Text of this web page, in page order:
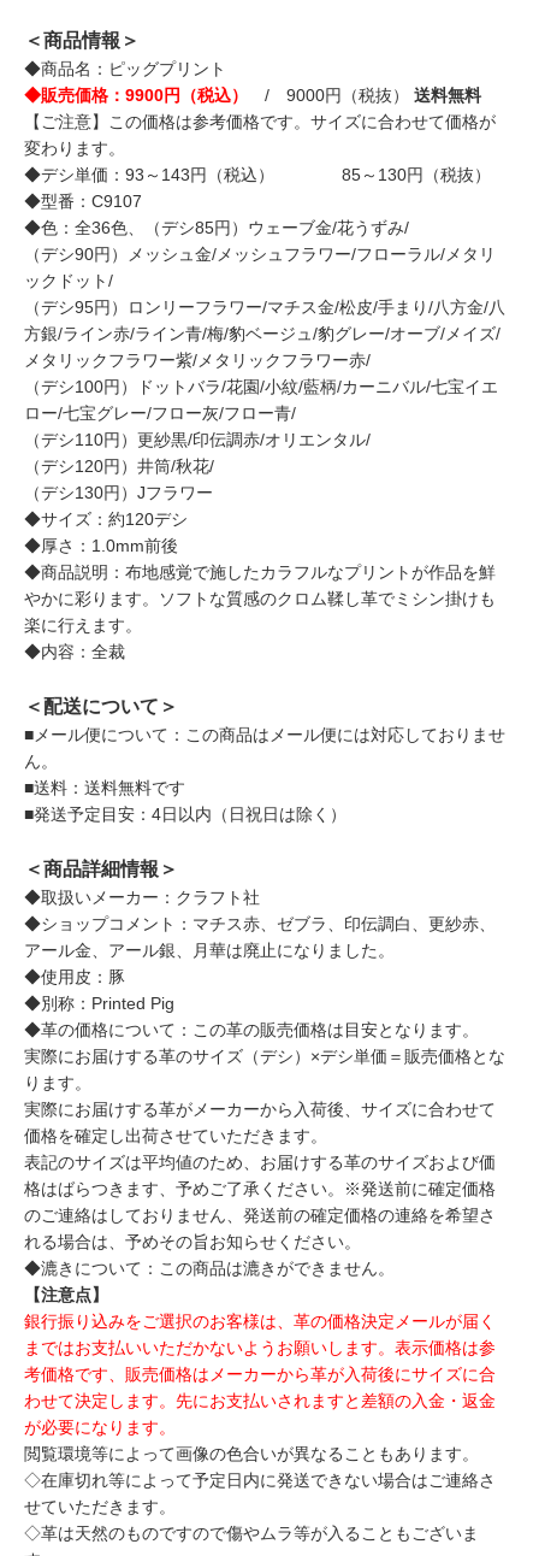
＜商品情報＞
◆商品名：ピッグプリント
◆販売価格：9900円（税込）
/ 9000円（税抜） 送料無料
【ご注意】この価格は参考価格です。サイズに合わせて価格が
変わります。
◆デシ単価：93～143円（税込） 85～130円（税抜）
◆型番：C9107
◆色：全36色、（デシ85円）ウェーブ金/花うずみ/
（デシ90円）メッシュ金/メッシュフラワー/フローラル/メタリ
ックドット/
（デシ95円）ロンリーフラワー/マチス金/松皮/手まり/八方金/八
方銀/ライン赤/ライン青/梅/豹ベージュ/豹グレー/オーブ/メイズ/
メタリックフラワー紫/メタリックフラワー赤/
（デシ100円）ドットバラ/花園/小紋/藍柄/カーニバル/七宝イエ
ロー/七宝グレー/フロー灰/フロー青/
（デシ110円）更紗黒/印伝調赤/オリエンタル/
（デシ120円）井筒/秋花/
（デシ130円）Jフラワー
◆サイズ：約120デシ
◆厚さ：1.0mm前後
◆商品説明：布地感覚で施したカラフルなプリントが作品を鮮
やかに彩ります。ソフトな質感のクロム鞣し革でミシン掛けも
楽に行えます。
◆内容：全裁
＜配送について＞
■メール便について：この商品はメール便には対応しておりませ
ん。
■送料：送料無料です
■発送予定目安：4日以内（日祝日は除く）
＜商品詳細情報＞
◆取扱いメーカー：クラフト社
◆ショップコメント：マチス赤、ゼブラ、印伝調白、更紗赤、
アール金、アール銀、月華は廃止になりました。
◆使用皮：豚
◆別称：Printed Pig
◆革の価格について：この革の販売価格は目安となります。
実際にお届けする革のサイズ（デシ）×デシ単価＝販売価格とな
ります。
実際にお届けする革がメーカーから入荷後、サイズに合わせて
価格を確定し出荷させていただきます。
表記のサイズは平均値のため、お届けする革のサイズおよび価
格はばらつきます、予めご了承ください。※発送前に確定価格
のご連絡はしておりません、発送前の確定価格の連絡を希望さ
れる場合は、予めその旨お知らせください。
◆漉きについて：この商品は漉きができません。
【注意点】
銀行振り込みをご選択のお客様は、革の価格決定メールが届く
まではお支払いいただかないようお願いします。表示価格は参
考価格です、販売価格はメーカーから革が入荷後にサイズに合
わせて決定します。先にお支払いされますと差額の入金・返金
が必要になります。
閲覧環境等によって画像の色合いが異なることもあります。
◇在庫切れ等によって予定日内に発送できない場合はご連絡さ
せていただきます。
◇革は天然のものですので傷やムラ等が入ることもございま